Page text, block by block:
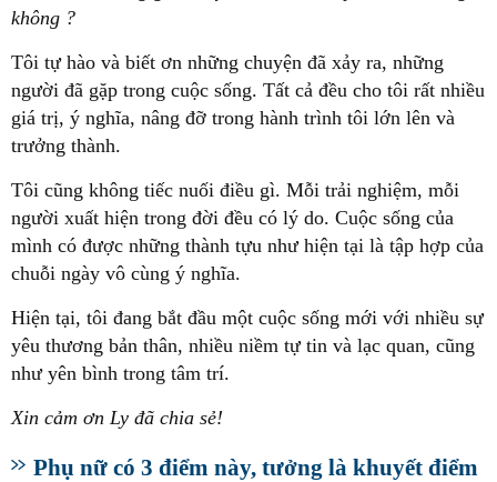
không ?
Tôi tự hào và biết ơn những chuyện đã xảy ra, những
người đã gặp trong cuộc sống. Tất cả đều cho tôi rất nhiều
giá trị, ý nghĩa, nâng đỡ trong hành trình tôi lớn lên và
trưởng thành.
Tôi cũng không tiếc nuối điều gì. Mỗi trải nghiệm, mỗi
người xuất hiện trong đời đều có lý do. Cuộc sống của
mình có được những thành tựu như hiện tại là tập hợp của
chuỗi ngày vô cùng ý nghĩa.
Hiện tại, tôi đang bắt đầu một cuộc sống mới với nhiều sự
yêu thương bản thân, nhiều niềm tự tin và lạc quan, cũng
như yên bình trong tâm trí.
Xin cảm ơn Ly đã chia sẻ!
Phụ nữ có 3 điểm này, tưởng là khuyết điểm